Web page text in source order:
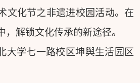
文化节之非遗进校园活动。在
，解锁文化传承的新途径。
大学七一路校区坤舆生活园区